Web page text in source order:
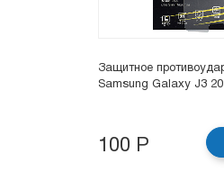
Защитное
Samsung Galaxy J3
100 Р